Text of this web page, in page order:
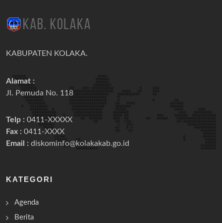
KABUPATEN KOLAKA.
Alamat :
Jl. Pemuda No. 118
Telp : 0411-XXXXX
Fax : 0411-XXXX
Email : diskominfo@kolakakab.go.id
KATEGORI
Agenda
Berita